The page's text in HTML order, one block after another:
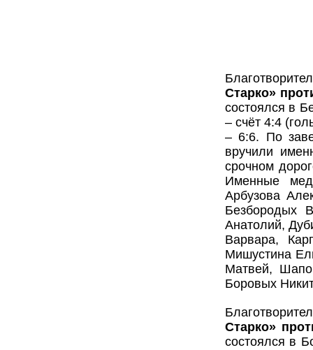
Старко»
состоялся в
– счёт 4:4
– 6:6. По
вручили
срочном
Именные
Арбузова
Безбородых
Анатолий,
Варвара,
Мишустина
Матвей,
Боровых
Старко»
состоялся в